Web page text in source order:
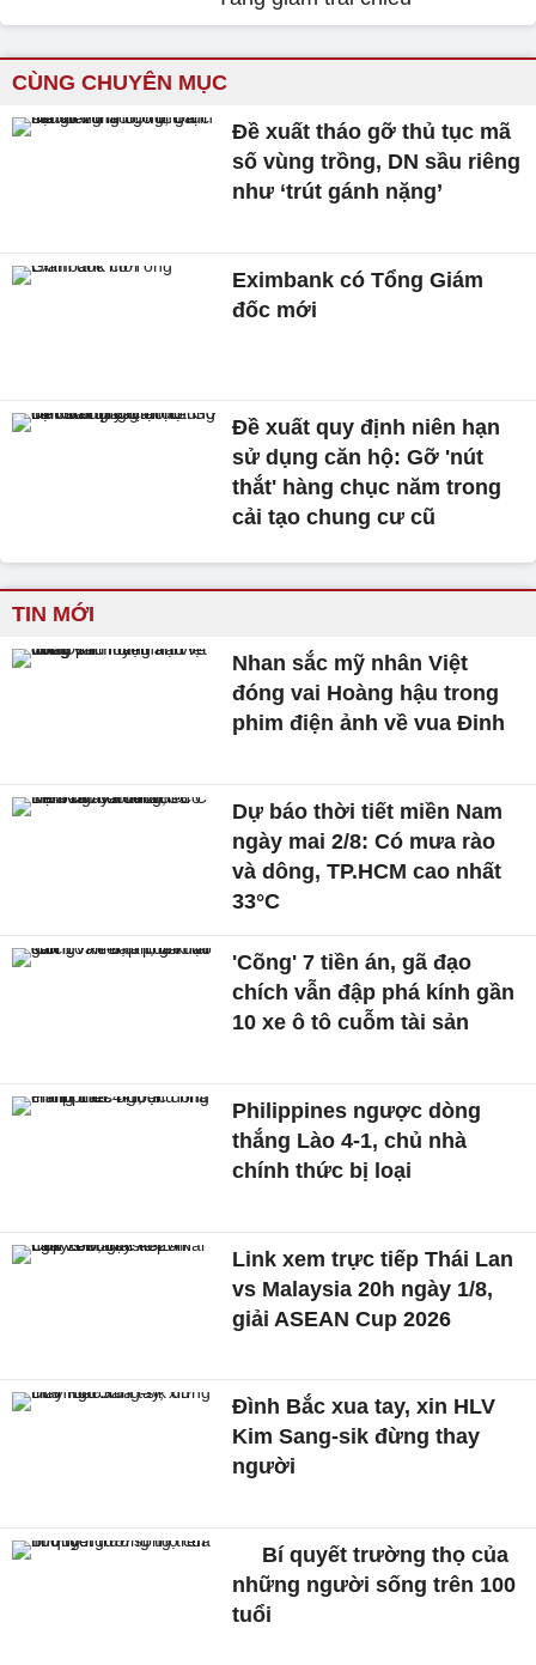
CÙNG CHUYÊN MỤC
Đề xuất tháo gỡ thủ tục mã
số vùng trồng, DN sầu riêng
như ‘trút gánh nặng’
Eximbank có Tổng Giám
đốc mới
Đề xuất quy định niên hạn
sử dụng căn hộ: Gỡ 'nút
thắt' hàng chục năm trong
cải tạo chung cư cũ
TIN MỚI
Nhan sắc mỹ nhân Việt
đóng vai Hoàng hậu trong
phim điện ảnh về vua Đinh
Dự báo thời tiết miền Nam
ngày mai 2/8: Có mưa rào
và dông, TP.HCM cao nhất
33°C
'Cõng' 7 tiền án, gã đạo
chích vẫn đập phá kính gần
10 xe ô tô cuỗm tài sản
Philippines ngược dòng
thắng Lào 4-1, chủ nhà
chính thức bị loại
Link xem trực tiếp Thái Lan
vs Malaysia 20h ngày 1/8,
giải ASEAN Cup 2026
Đình Bắc xua tay, xin HLV
Kim Sang-sik đừng thay
người
Bí quyết trường thọ của
những người sống trên 100
tuổi